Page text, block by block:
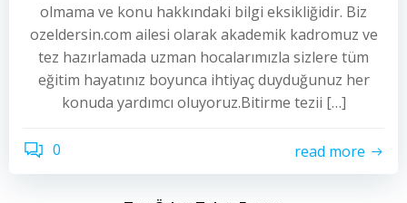
olmama ve konu hakkındaki bilgi eksikliğidir. Biz
ozeldersin.com ailesi olarak akademik kadromuz ve
tez hazırlamada uzman hocalarımızla sizlere tüm
eğitim hayatınız boyunca ihtiyaç duyduğunuz her
konuda yardımcı oluyoruz.Bitirme tezii […]
0 read more